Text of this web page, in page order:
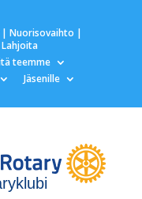
| Nuorisovaihto |
teemme
Jäsenille